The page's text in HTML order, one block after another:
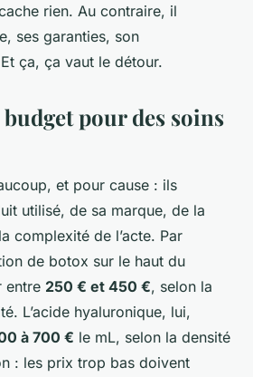
rien. Au contraire, il
ses garanties, son
ça, ça vaut le détour.
pour des soins
et pour cause : ils
utilisé, de sa marque, de la
complexité de l’acte. Par
de botox sur le haut du
entre 250 € et 450 €, selon la
L’acide hyaluronique, lui,
à 700 € le mL, selon la densité
: les prix trop bas doivent